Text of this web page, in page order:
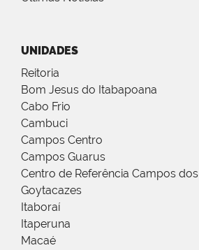
UNIDADES
Reitoria
Bom Jesus do Itabapoana
Cabo Frio
Cambuci
Campos Centro
Campos Guarus
Centro de Referência Campos dos
Goytacazes
Itaboraí
Itaperuna
Macaé